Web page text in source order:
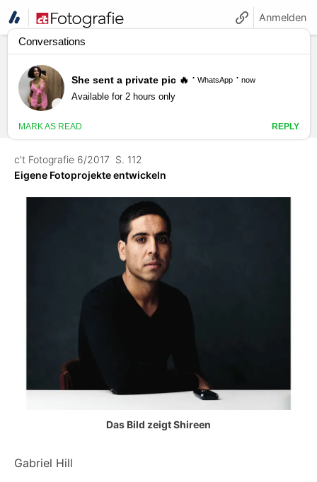
Anmelden
c't Fotografie 6/2017 S. 112
Eigene Fotoprojekte entwickeln
Das Bild zeigt Shireen
Gabriel Hill